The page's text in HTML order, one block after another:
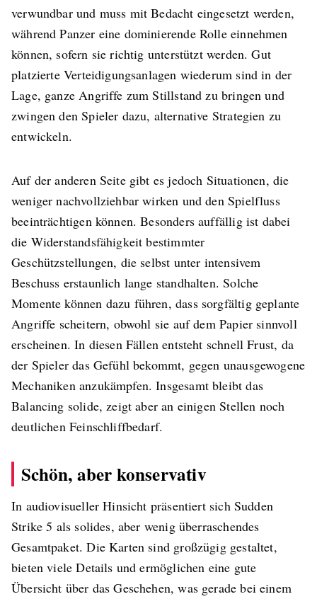
verwundbar und muss mit Bedacht eingesetzt werden,
während Panzer eine dominierende Rolle einnehmen
können, sofern sie richtig unterstützt werden. Gut
platzierte Verteidigungsanlagen wiederum sind in der
Lage, ganze Angriffe zum Stillstand zu bringen und
zwingen den Spieler dazu, alternative Strategien zu
entwickeln.
Auf der anderen Seite gibt es jedoch Situationen, die
weniger nachvollziehbar wirken und den Spielfluss
beeinträchtigen können. Besonders auffällig ist dabei
die Widerstandsfähigkeit bestimmter
Geschützstellungen, die selbst unter intensivem
Beschuss erstaunlich lange standhalten. Solche
Momente können dazu führen, dass sorgfältig geplante
Angriffe scheitern, obwohl sie auf dem Papier sinnvoll
erscheinen. In diesen Fällen entsteht schnell Frust, da
der Spieler das Gefühl bekommt, gegen unausgewogene
Mechaniken anzukämpfen. Insgesamt bleibt das
Balancing solide, zeigt aber an einigen Stellen noch
deutlichen Feinschliffbedarf.
Schön, aber konservativ
In audiovisueller Hinsicht präsentiert sich Sudden
Strike 5 als solides, aber wenig überraschendes
Gesamtpaket. Die Karten sind großzügig gestaltet,
bieten viele Details und ermöglichen eine gute
Übersicht über das Geschehen, was gerade bei einem